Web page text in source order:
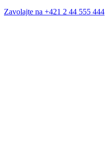
Zavolajte na +421 2 44 555 444